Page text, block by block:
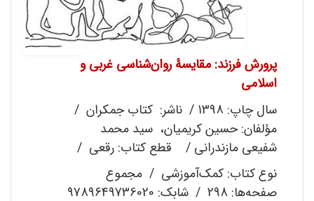
پرورش فرزند: مقایسۀ روان‌شناسی غربی و
اسلامی
سال چاپ: 1398 / ناشر: کتاب جمکران /
مؤلفان: حسین کریمیان، سید محمد
شفیعی مازندرانی / قطع کتاب: رقعی /
نوع کتاب: کمک‌آموزشی / مجموع